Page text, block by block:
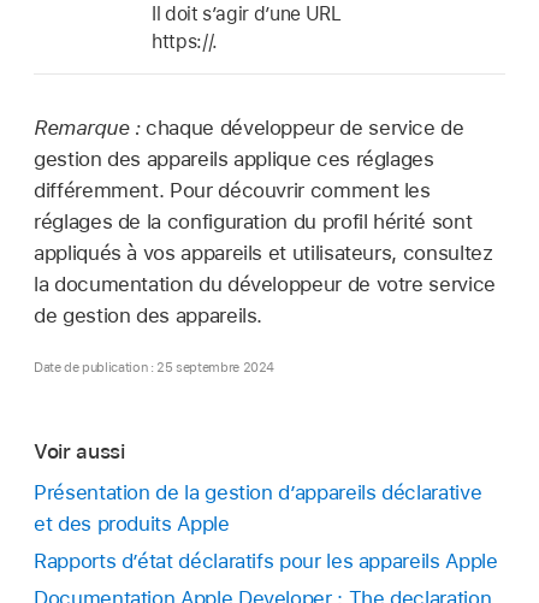
Il doit s’agir d’une URL
https://.
Remarque : chaque développeur de service de
gestion des appareils applique ces réglages
différemment. Pour découvrir comment les
réglages de la configuration du profil hérité sont
appliqués à vos appareils et utilisateurs, consultez
la documentation du développeur de votre service
de gestion des appareils.
Date de publication : 25 septembre 2024
Voir aussi
Présentation de la gestion d’appareils déclarative
et des produits Apple
Rapports dʼétat déclaratifs pour les appareils Apple